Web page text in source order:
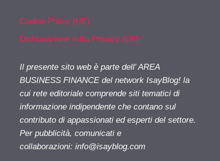
Cookie Policy (UE)
Dichiarazione sulla Privacy (UE)
Il presente sito web è parte dell' AREA
BUSINESS FINANCE del network IsayBlog! la
cui rete editoriale comprende siti tematici di
informazione indipendente che contano sul
contributo di appassionati ed esperti del settore.
Per pubblicità, comunicati e
collaborazioni: info@isayblog.com